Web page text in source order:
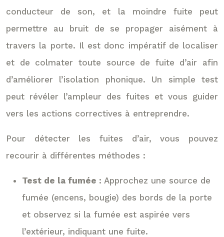
conducteur de son, et la moindre fuite peut
permettre au bruit de se propager aisément à
travers la porte. Il est donc impératif de localiser
et de colmater toute source de fuite d’air afin
d’améliorer l’isolation phonique. Un simple test
peut révéler l’ampleur des fuites et vous guider
vers les actions correctives à entreprendre.
Pour détecter les fuites d’air, vous pouvez
recourir à différentes méthodes :
Test de la fumée : Approchez une source de
fumée (encens, bougie) des bords de la porte
et observez si la fumée est aspirée vers
l’extérieur, indiquant une fuite.